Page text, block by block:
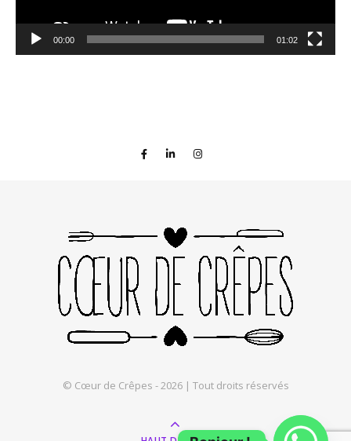
00:00 01:02
© Cœur de Crêpes - 2026 | Tout droits réservés